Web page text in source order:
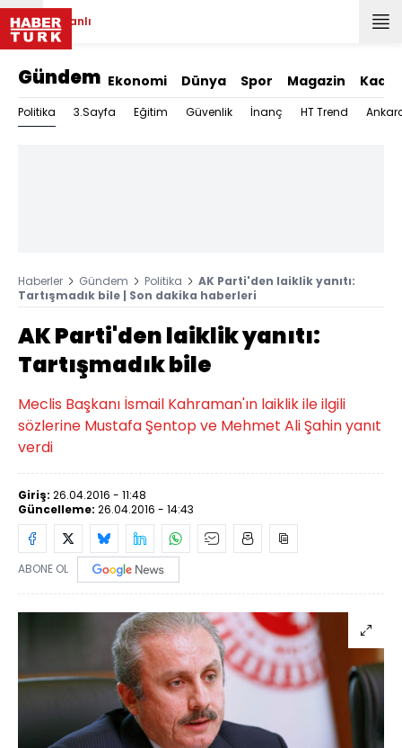
Canlı
Gündem Ekonomi Dünya Spor Magazin Kadın
Politika 3.Sayfa Eğitim Güvenlik İnanç HT Trend
Haberler Gündem Politika
AK Parti'den laiklik yanıtı:
Tartışmadık bile | Son dakika haberleri
AK Parti'den laiklik yanıtı:
Tartışmadık bile
Meclis Başkanı İsmail Kahraman'ın laiklik ile ilgili
sözlerine Mustafa Şentop ve Mehmet Ali Şahin yanıt
verdi
Giriş: 26.04.2016 - 11:48
Güncelleme: 26.04.2016 - 14:43
ABONE OL